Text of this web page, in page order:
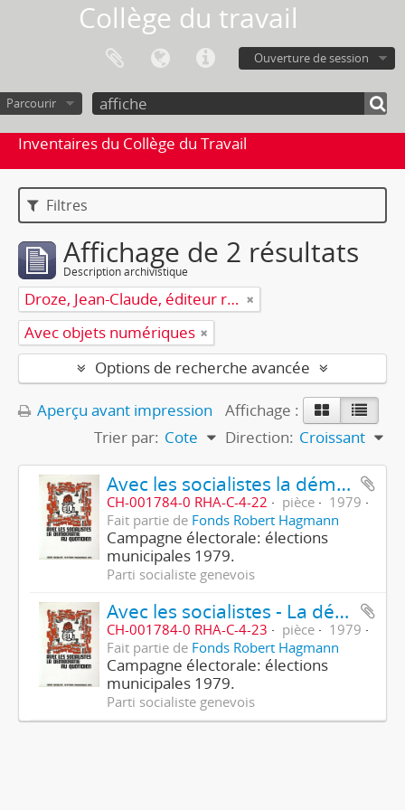
Collège du travail
Ouverture de session
Parcourir
Inventaires du Collège du Travail
Filtres
Affichage de 2 résultats
Description archivistique
Droze, Jean-Claude, éditeur responsable
Avec objets numériques
Options de recherche avancée
Aperçu avant impression
Affichage :
Trier par: Cote Direction: Croissant
Avec les socialistes la démocratie au quotidien
CH-001784-0 RHA-C-4-22 pièce
1979
Fait partie de Fonds Robert Hagmann
Campagne électorale: élections
municipales 1979.
Parti socialiste genevois
Avec les socialistes - La démocratie au quotidien
CH-001784-0 RHA-C-4-23 pièce
1979
Fait partie de Fonds Robert Hagmann
Campagne électorale: élections
municipales 1979.
Parti socialiste genevois